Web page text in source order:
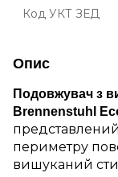
Код УКТ ЗЕД
Опис
Подовжувач з
Brennenstuhl
периметру
вишуканий